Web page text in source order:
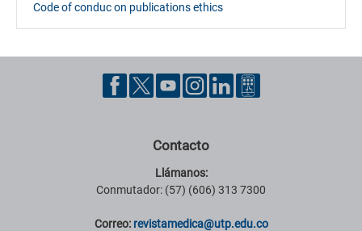
Code of conduc on publications ethics
Contacto
Llámanos:
Conmutador: (57) (606) 313 7300
Correo: revistamedica@utp.edu.co